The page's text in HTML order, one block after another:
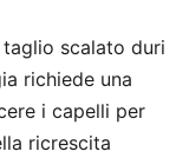
taglio scalato duri
richiede una
i capelli per
ricrescita